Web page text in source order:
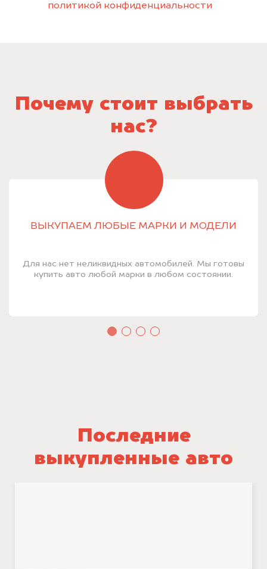
политикой конфиденциальности
Почему стоит выбрать
нас?
ВЫКУПАЕМ ЛЮБЫЕ МАРКИ И МОДЕЛИ
Для нас нет неликвидных автомобилей. Мы готовы
купить авто любой марки в любом состоянии.
Последние
выкупленные авто